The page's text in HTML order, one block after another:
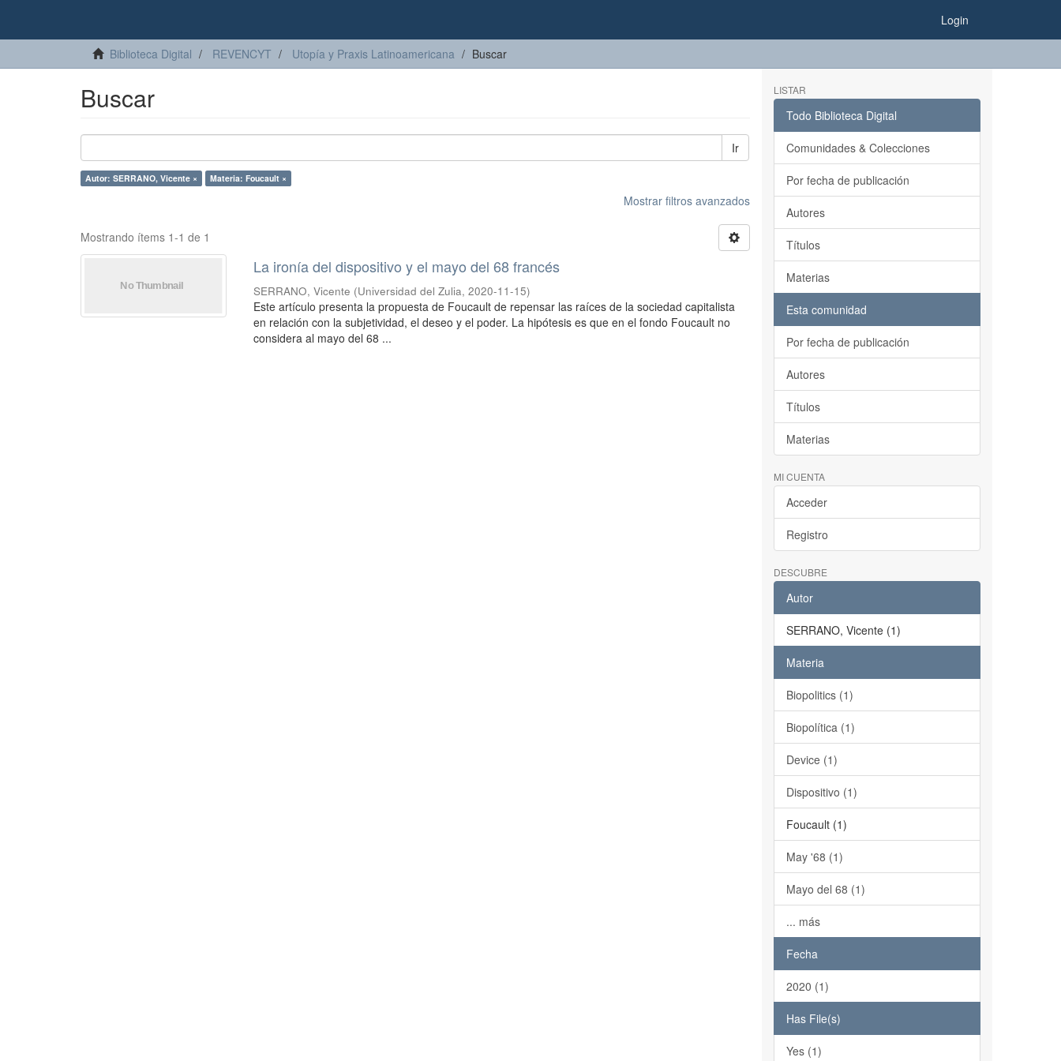
Login
Biblioteca Digital REVENCYT Utopía y Praxis Latinoamericana Buscar
Buscar
Ir
Autor: SERRANO, Vicente × Materia: Foucault ×
Mostrar filtros avanzados
Mostrando ítems 1-1 de 1
La ironía del dispositivo y el mayo del 68 francés
SERRANO, Vicente (Universidad del Zulia,2020-11-15)
Este artículo presenta la propuesta de Foucault de repensar las raíces de la sociedad capitalista
en relación con la subjetividad, el deseo y el poder. La hipótesis es que en el fondo Foucault no
considera al mayo del 68 ...
LISTAR
Todo Biblioteca Digital
Comunidades & Colecciones
Por fecha de publicación
Autores
Títulos
Materias
Esta comunidad
Por fecha de publicación
Autores
Títulos
Materias
MI CUENTA
Acceder
Registro
DESCUBRE
Autor
SERRANO, Vicente (1)
Materia
Biopolitics (1)
Biopolítica (1)
Device (1)
Dispositivo (1)
Foucault (1)
May '68 (1)
Mayo del 68 (1)
... más
Fecha
2020 (1)
Has File(s)
Yes (1)